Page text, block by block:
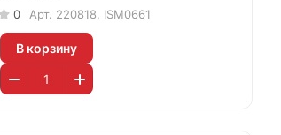
0 Арт. 220818, ISM0661
В корзину